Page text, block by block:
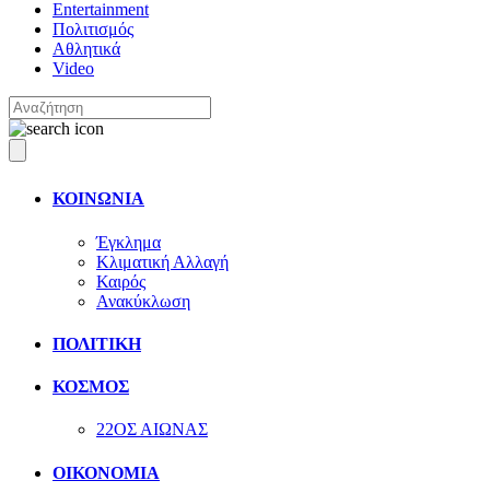
Entertainment
Πολιτισμός
Αθλητικά
Video
ΚΟΙΝΩΝΙΑ
Έγκλημα
Κλιματική Αλλαγή
Καιρός
Ανακύκλωση
ΠΟΛΙΤΙΚΗ
ΚΟΣΜΟΣ
22ΟΣ ΑΙΩΝΑΣ
ΟΙΚΟΝΟΜΙΑ